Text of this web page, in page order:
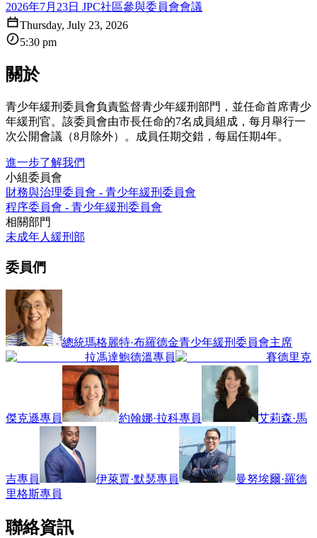
2026年7月23日 JPC社區參與委員會會議
Thursday, July 23, 2026
5:30 pm
關於
青少年緩刑委員會負責監督青少年緩刑部門，並任命首席青少
年緩刑官。該委員會由市長任命的7名成員組成，每月舉行一
次公開會議（8月除外）。成員任期交錯，每屆任期4年。
進一步了解我們
小組委員會
財務與治理委員會 - 青少年緩刑委員會
程序委員會 - 青少年緩刑委員會
相關部門
未成年人緩刑部
委員們
總統瑪格麗特·布羅德金青少年緩刑委員會主席
拉馮達鮑德溫專員 賽德里克
傑克遜專員 約翰娜·拉科專員 艾莉森·馬
吉專員 伊萊賈·默瑟專員
曼努埃爾·羅德
里格斯專員
聯絡資訊